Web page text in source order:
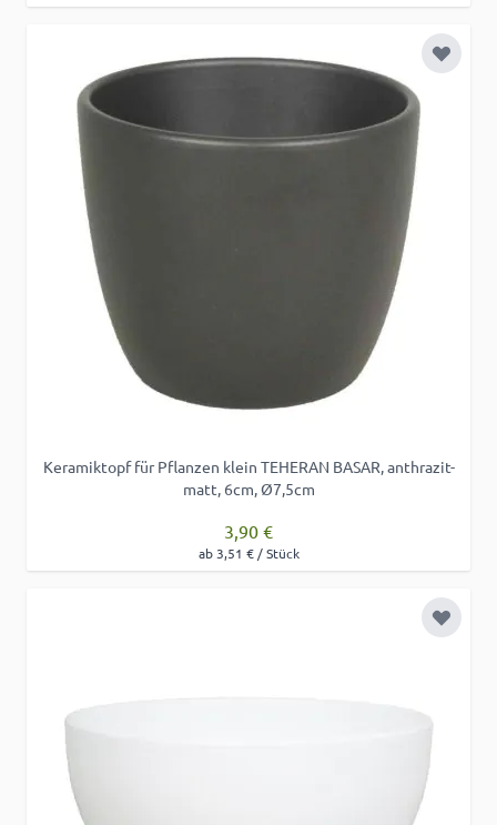
Zur
Keramiktopf für Pflanzen klein TEHERAN BASAR, anthrazit-
matt, 6cm, Ø7,5cm
3,90 €
ab 3,51 € / Stück
Zur